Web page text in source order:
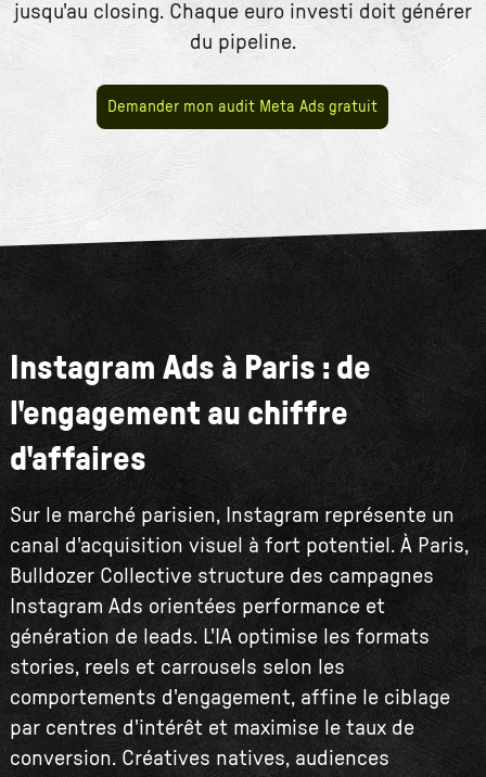
jusqu'au closing. Chaque euro investi doit générer
du pipeline.
Demander mon audit Meta Ads gratuit
Instagram Ads à Paris : de
l'engagement au chiffre
d'affaires
Sur le marché parisien, Instagram représente un
canal d'acquisition visuel à fort potentiel. À Paris,
Bulldozer Collective structure des campagnes
Instagram Ads orientées performance et
génération de leads. L'IA optimise les formats
stories, reels et carrousels selon les
comportements d'engagement, affine le ciblage
par centres d'intérêt et maximise le taux de
conversion. Créatives natives, audiences